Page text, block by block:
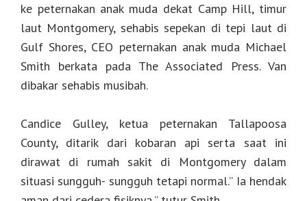
ke peternakan anak muda dekat Camp Hill, timur
laut Montgomery, sehabis sepekan di tepi laut di
Gulf Shores, CEO peternakan anak muda Michael
Smith berkata pada The Associated Press. Van
dibakar sehabis musibah.
Candice Gulley, ketua peternakan Tallapoosa
County, ditarik dari kobaran api serta saat ini
dirawat di rumah sakit di Montgomery dalam
situasi sungguh- sungguh tetapi normal.” Ia hendak